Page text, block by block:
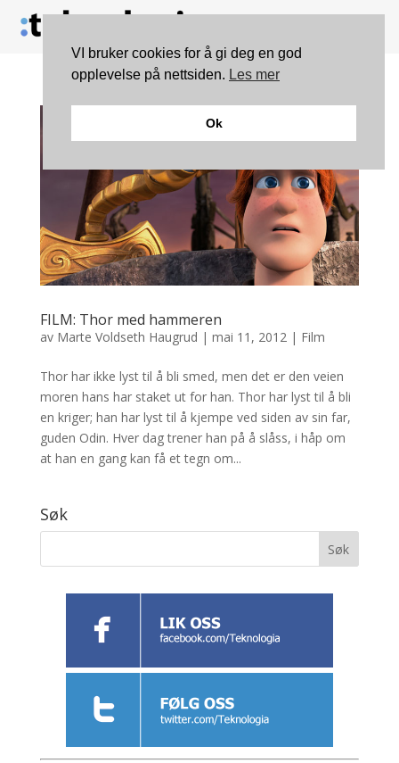
FILM: Thor med hammeren
av Marte Voldseth Haugrud | mai 11, 2012| Film
Thor har ikke lyst til å bli smed, men det er den veien
moren hans har staket ut for han. Thor har lyst til å bli
en kriger; han har lyst til å kjempe ved siden av sin far,
guden Odin. Hver dag trener han på å slåss, i håp om
at han en gang kan få et tegn om...
Søk
VI bruker cookies for å gi deg en god
opplevelse på nettsiden. Les mer
Ok